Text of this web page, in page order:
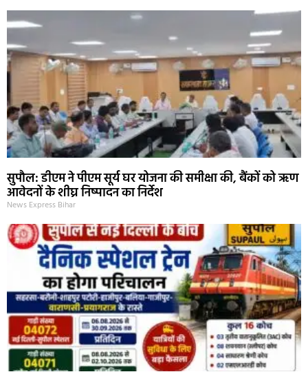
सुपौल: डीएम ने पीएम सूर्य घर योजना की समीक्षा की, बैंकों को ऋण
आवेदनों के शीघ्र निष्पादन का निर्देश
News Express Bihar